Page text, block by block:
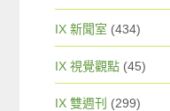
IX 新聞室 (434)
IX 視覺觀點 (45)
IX 雙週刊 (299)